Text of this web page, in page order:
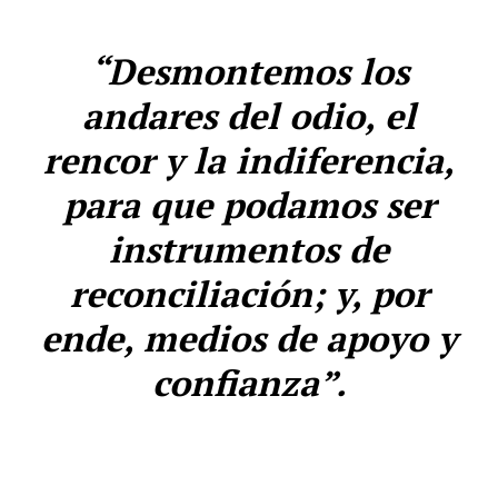
“Desmontemos los
andares del odio, el
rencor y la indiferencia,
para que podamos ser
instrumentos de
reconciliación; y, por
ende, medios de apoyo y
confianza”.